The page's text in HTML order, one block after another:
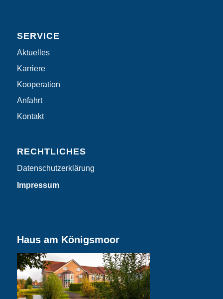
SERVICE
Aktuelles
Karriere
Kooperation
Anfahrt
Kontakt
RECHTLICHES
Datenschutzerklärung
Impressum
Haus am Königsmoor